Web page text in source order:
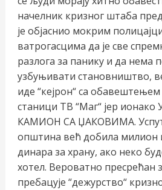
начелник кризног штаба
је објаснио мокрим
ватрогасцима да је све
разлога за панику и да нема
узбуњивати становништво,
иде “кејрон“ са обавештењем
станици ТВ “Маг“ јер
КАМИОН СА ЏАКОВИМА. Успут
општина већ добила милион
динара за храну, ако неко
хотел. Вероватно пресрећан
пребацује “дежурство“